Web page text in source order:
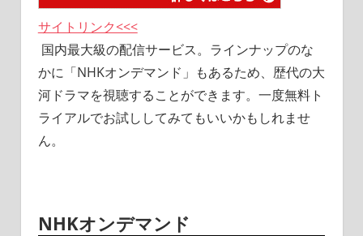
サイトリンク<<<
国内最大級の配信サービス。ラインナップのな
かに「NHKオンデマンド」もあるため、歴代の大
河ドラマを視聴することができます。一度無料ト
ライアルでお試ししてみてもいいかもしれませ
ん。
NHKオンデマンド